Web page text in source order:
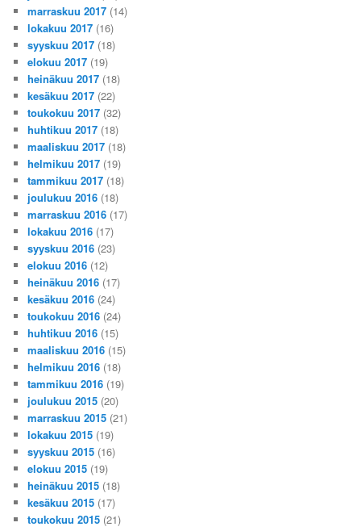
marraskuu 2017 (14)
lokakuu 2017 (16)
syyskuu 2017 (18)
elokuu 2017 (19)
heinäkuu 2017 (18)
kesäkuu 2017 (22)
toukokuu 2017 (32)
huhtikuu 2017 (18)
maaliskuu 2017 (18)
helmikuu 2017 (19)
tammikuu 2017 (18)
joulukuu 2016 (18)
marraskuu 2016 (17)
lokakuu 2016 (17)
syyskuu 2016 (23)
elokuu 2016 (12)
heinäkuu 2016 (17)
kesäkuu 2016 (24)
toukokuu 2016 (24)
huhtikuu 2016 (15)
maaliskuu 2016 (15)
helmikuu 2016 (18)
tammikuu 2016 (19)
joulukuu 2015 (20)
marraskuu 2015 (21)
lokakuu 2015 (19)
syyskuu 2015 (16)
elokuu 2015 (19)
heinäkuu 2015 (18)
kesäkuu 2015 (17)
toukokuu 2015 (21)